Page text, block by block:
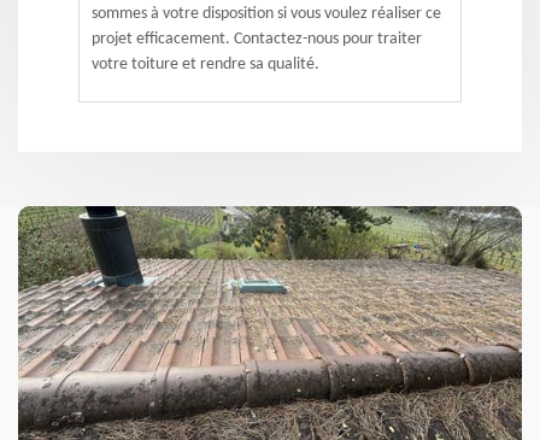
sommes à votre disposition si vous voulez réaliser ce
projet efficacement. Contactez-nous pour traiter
votre toiture et rendre sa qualité.